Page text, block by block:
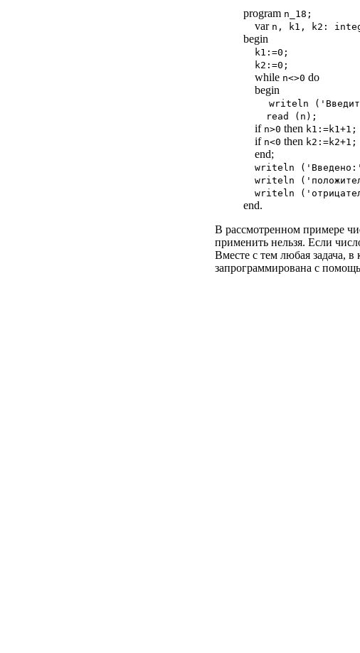
program n_18;
var n, k1, k2:
begin
k1:=0;
k2:=0;
while n<>0 do
begin
writeln
read (n);
if n>0 then k1:=k1+1;
if n<0 then k2:=k2+1;
end;
writeln
writeln
writeln
end.
В рассмотренном примере
применить нельзя. Если
Вместе с тем любая задача,
запрограммирована с